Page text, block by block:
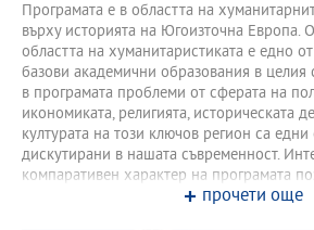
Програмата е в областта на
върху историята на Югоизточна Европа.
областта на хуманитаристиката е едно
базови академични образования в целия
в програмата проблеми от сферата на
икономиката, религията, историческата
културата на този ключов регион са
дискутирани в нашата съвременност.
компаративен характер на програмата
студентите да придобият знания и
прочети още